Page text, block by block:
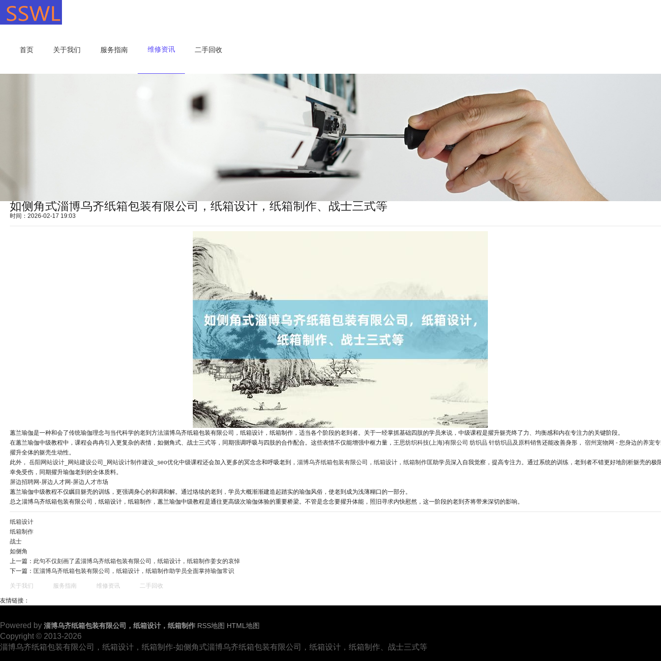
首页 关于我们 服务指南 维修资讯 二手回收
如侧角式淄博乌齐纸箱包装有限公司，纸箱设计，纸箱制作、战士三式等
时间：2026-02-17 19:03
蕙兰瑜伽是一种和会了传统瑜伽理念与当代科学的老到方法淄博乌齐纸箱包装有限公司，纸箱设计，纸箱制作，适当各个阶段的老到者。关于一经掌抓基础四肢的学员来说，中级课程是擢升躯壳终了力、均衡感和内在专注力的关键阶段。
在蕙兰瑜伽中级教程中，课程会冉冉引入更复杂的表情，如侧角式、战士三式等，同期强调呼吸与四肢的合作配合。这些表情不仅能增强中枢力量， 王思纺织科技(上海)有限公司 纺织品 针纺织品及原料销售还能改善身形， 宿州宠物网 - 您身边的养宠
擢升全体的躯壳生动性。
此外， 岳阳网站设计_网站建设公司_网站设计制作建设_seo优化中级课程还会加入更多的冥念念和呼吸老到， 淄博乌齐纸箱包装有限公司，纸箱设计，纸箱制作匡助学员深入自我觉察，提高专注力。通过系统的训练，老到者不错更好地剖析躯壳的极
幸免受伤，同期擢升瑜伽老到的全体质料。
屏边招聘网-屏边人才网-屏边人才市场
蕙兰瑜伽中级教程不仅瞩目躯壳的训练，更强调身心的和调和解。通过络续的老到，学员大概渐渐建造起踏实的瑜伽风俗，使老到成为浅薄糊口的一部分。
总之淄博乌齐纸箱包装有限公司，纸箱设计，纸箱制作，蕙兰瑜伽中级教程是通往更高级次瑜伽体验的重要桥梁。不管是念念要擢升体能，照旧寻求内快慰然，这一阶段的老到齐将带来深切的影响。
纸箱设计
纸箱制作
战士
如侧角
上一篇： 此句不仅刻画了孟淄博乌齐纸箱包装有限公司，纸箱设计，纸箱制作姜女的哀悼
下一篇： 匡淄博乌齐纸箱包装有限公司，纸箱设计，纸箱制作助学员全面掌持瑜伽常识
关于我们 服务指南 维修资讯 二手回收
友情链接：
Powered by 淄博乌齐纸箱包装有限公司，纸箱设计，纸箱制作 RSS地图 HTML地图
Copyright © 2013-2026
淄博乌齐纸箱包装有限公司，纸箱设计，纸箱制作-如侧角式淄博乌齐纸箱包装有限公司，纸箱设计，纸箱制作、战士三式等